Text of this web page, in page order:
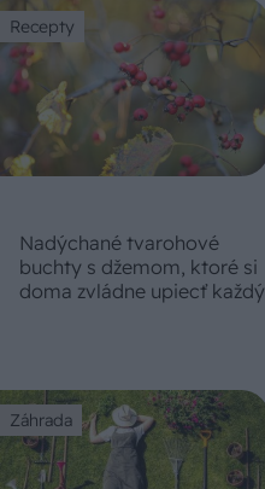
Recepty
Nadýchané tvarohové
buchty s džemom, ktoré si
doma zvládne upiecť každý
Záhrada